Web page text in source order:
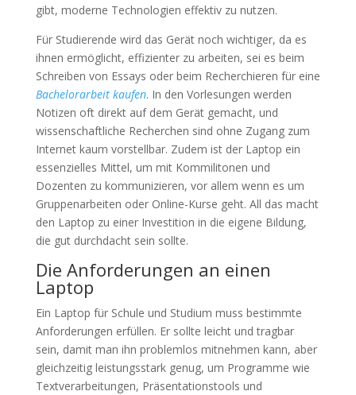
gibt, moderne Technologien effektiv zu nutzen.
Für Studierende wird das Gerät noch wichtiger, da es
ihnen ermöglicht, effizienter zu arbeiten, sei es beim
Schreiben von Essays oder beim Recherchieren für eine
Bachelorarbeit kaufen. In den Vorlesungen werden
Notizen oft direkt auf dem Gerät gemacht, und
wissenschaftliche Recherchen sind ohne Zugang zum
Internet kaum vorstellbar. Zudem ist der Laptop ein
essenzielles Mittel, um mit Kommilitonen und
Dozenten zu kommunizieren, vor allem wenn es um
Gruppenarbeiten oder Online-Kurse geht. All das macht
den Laptop zu einer Investition in die eigene Bildung,
die gut durchdacht sein sollte.
Die Anforderungen an einen
Laptop
Ein Laptop für Schule und Studium muss bestimmte
Anforderungen erfüllen. Er sollte leicht und tragbar
sein, damit man ihn problemlos mitnehmen kann, aber
gleichzeitig leistungsstark genug, um Programme wie
Textverarbeitungen, Präsentationstools und